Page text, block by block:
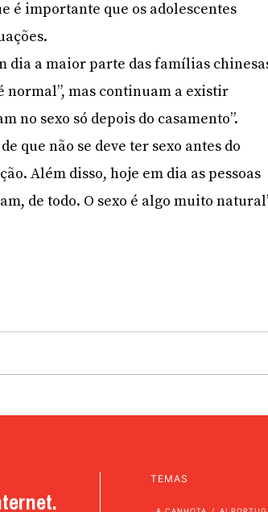
é importante que os adolescentes
dia a maior parte das famílias
normal”, mas continuam a existir
no sexo só depois do casamento”.
que não se deve ter sexo antes do
Além disso, hoje em dia as pessoas
de todo. O sexo é algo muito
TEMAS